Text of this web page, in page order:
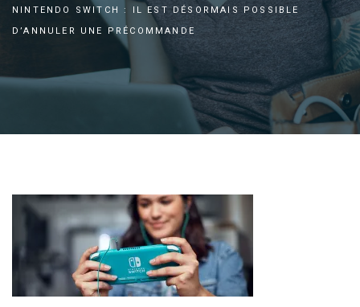
NINTENDO SWITCH : IL EST DÉSORMAIS POSSIBLE
D’ANNULER UNE PRÉCOMMANDE